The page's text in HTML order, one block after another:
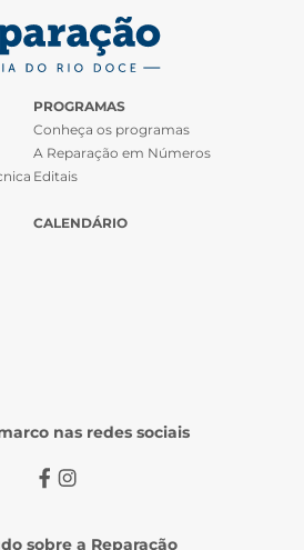
PROGRAMAS
Conheça os programas
A Reparação em Números
Editais
CALENDÁRIO
nas redes sociais
sobre a Reparação